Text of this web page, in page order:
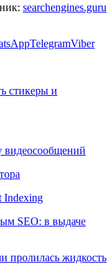
searchengines.guru
TelegramViber
стикеры и
видеосообщений
Indexing
SEO: в выдаче
пролилась жидкость